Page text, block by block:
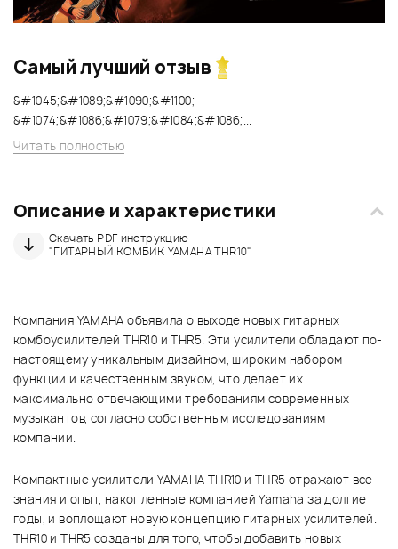
Самый лучший отзыв
&#1045;&#1089;&#1090;&#1100;
&#1074;&#1086;&#1079;&#1084;&#1086;...
Читать полностью
Описание и характеристики
Скачать PDF инструкцию
"ГИТАРНЫЙ КОМБИК YAMAHA THR10"
Компания YAMAHA объявила о выходе новых гитарных
комбоусилителей THR10 и THR5. Эти усилители обладают по-
настоящему уникальным дизайном, широким набором
функций и качественным звуком, что делает их
максимально отвечающими требованиям современных
музыкантов, согласно собственным исследованиям
компании.
Компактные усилители YAMAHA THR10 и THR5 отражают все
знания и опыт, накопленные компанией Yamaha за долгие
годы, и воплощают новую концепцию гитарных усилителей.
THR10 и THR5 созданы для того, чтобы добавить новых